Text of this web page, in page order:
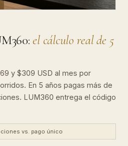
el cálculo real de 5
y $309 USD al mes por
En 5 años pagas más de
LUM360 entrega el código
vs. pago único